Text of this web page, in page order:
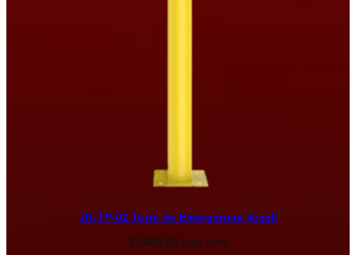
JR-TP-02 Torre de Emergencia Vozell
$1,400.00 USD + IVA